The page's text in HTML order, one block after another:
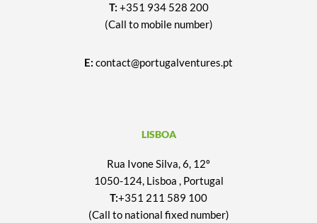
T: +351 934 528 200
(Call to mobile number)
E: contact@portugalventures.pt
LISBOA
Rua Ivone Silva, 6, 12º
1050-124, Lisboa , Portugal
T:+351 211 589 100
(Call to national fixed number)